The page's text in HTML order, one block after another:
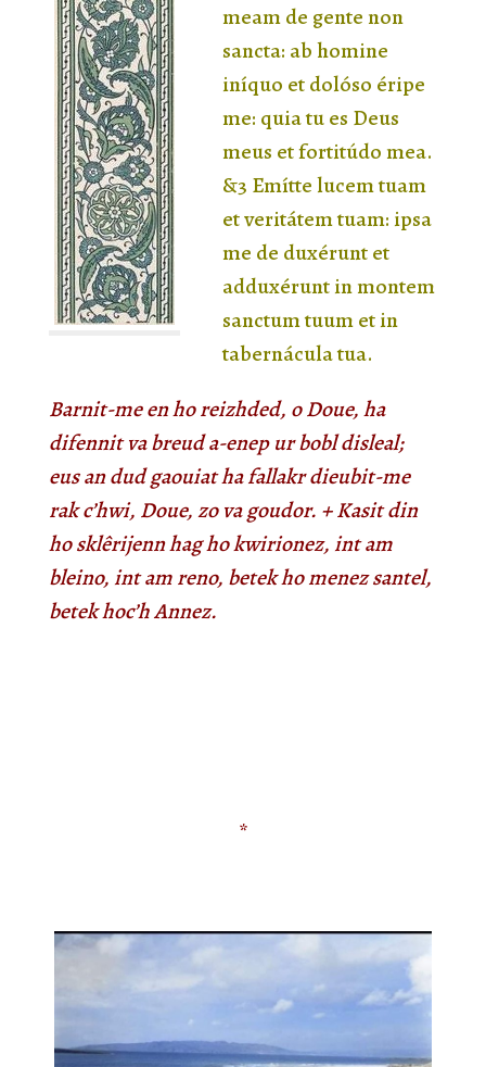
meam de gente non
sancta: ab homine
iníquo et dolóso éripe
me: quia tu es Deus
meus et fortitúdo mea.
&3 Emítte lucem tuam
et veritátem tuam: ipsa
me de duxérunt et
adduxérunt in montem
sanctum tuum et in
tabernácula tua.
Barnit-me en ho reizhded, o Doue, ha
difennit va breud a-enep ur bobl disleal;
eus an dud gaouiat ha fallakr dieubit-me
rak c’hwi, Doue, zo va goudor. +Kasit din
ho sklêrijenn hag ho kwirionez, int am
bleino, int am reno, betek ho menez santel,
betek hoc’h Annez.
*